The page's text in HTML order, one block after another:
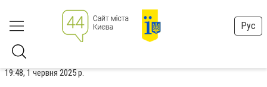
Рус
19:48, 1 червня 2025 р.